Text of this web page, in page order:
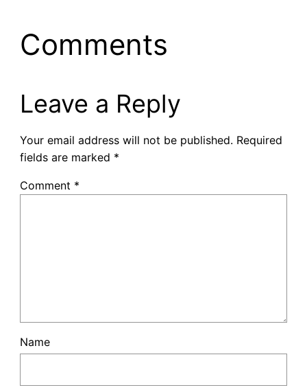
Comments
Leave a Reply
Your email address will not be published. Required
fields are marked *
Comment *
Name